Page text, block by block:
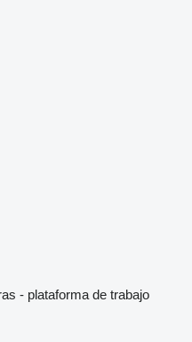
- plataforma de trabajo